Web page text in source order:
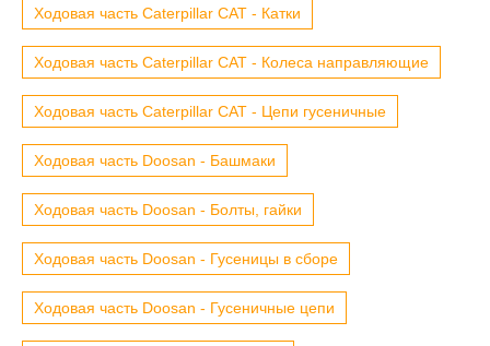
Ходовая часть Caterpillar CAT - Катки
Ходовая часть Caterpillar CAT - Колеса направляющие
Ходовая часть Caterpillar CAT - Цепи гусеничные
Ходовая часть Doosan - Башмаки
Ходовая часть Doosan - Болты, гайки
Ходовая часть Doosan - Гусеницы в сборе
Ходовая часть Doosan - Гусеничные цепи